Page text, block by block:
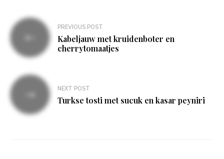
Bericht
navigatie
PREVIOUS POST
Kabeljauw met kruidenboter en
cherrytomaatjes
NEXT POST
Turkse tosti met sucuk en kasar peyniri